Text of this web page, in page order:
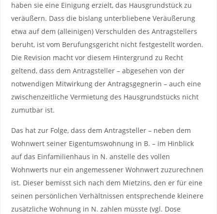
haben sie eine Einigung erzielt, das Hausgrundstück zu
veräußern. Dass die bislang unterbliebene Veräußerung
etwa auf dem (alleinigen) Verschulden des Antragstellers
beruht, ist vom Berufungsgericht nicht festgestellt worden.
Die Revision macht vor diesem Hintergrund zu Recht
geltend, dass dem Antragsteller – abgesehen von der
notwendigen Mitwirkung der Antragsgegnerin – auch eine
zwischenzeitliche Vermietung des Hausgrundstücks nicht
zumutbar ist.
Das hat zur Folge, dass dem Antragsteller – neben dem
Wohnwert seiner Eigentumswohnung in B. – im Hinblick
auf das Einfamilienhaus in N. anstelle des vollen
Wohnwerts nur ein angemessener Wohnwert zuzurechnen
ist. Dieser bemisst sich nach dem Mietzins, den er für eine
seinen persönlichen Verhältnissen entsprechende kleinere
zusätzliche Wohnung in N. zahlen müsste (vgl. Dose